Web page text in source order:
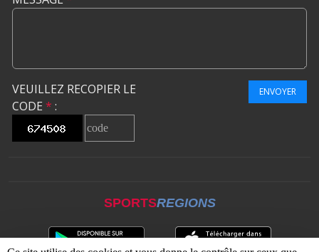
VEUILLEZ RECOPIER LE
CODE * :
ENVOYER
SPORTSREGIONS